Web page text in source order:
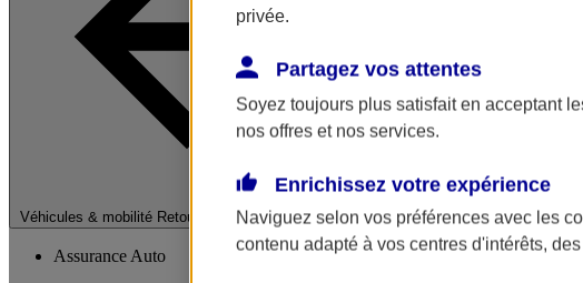
Véhicules & mobilité Retour à la section précédente
Fermer le menu principal
Assurance Auto
privée.
Partagez vos attentes
Soyez toujours plus satisfait en acceptant
nos offres et nos services.
Enrichissez votre expérience
Naviguez selon vos préférences avec les
contenu adapté à vos centres d'intérêts,